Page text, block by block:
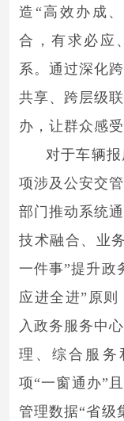
造“高效办成
合，有求必应
系。通过深化
共享、跨层级
办，让群众感
对于车辆
项涉及公安交
部门推动系统
技术融合、业
一件事”提升政
应进全进”原
入政务服务中
理、综合服务
项“一窗通办”
管理数据“省级